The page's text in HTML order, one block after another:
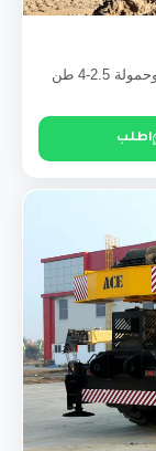
رافعات تلسكوبية (مرلو/JCB) بارتفاعات 6-18 متر وحمولة 2.5-4 طن
اطلب